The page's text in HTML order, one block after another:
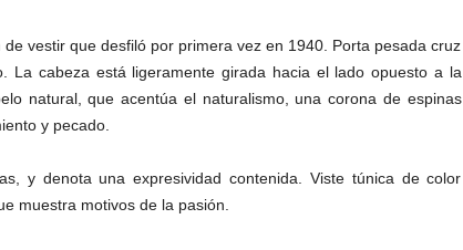
vestir que desfiló por primera vez en 1940. Porta pesada cruz
La cabeza está ligeramente girada hacia el lado opuesto a la
natural, que acentúa el naturalismo, una corona de espinas
y pecado.
y denota una expresividad contenida. Viste túnica de color
muestra motivos de la pasión.